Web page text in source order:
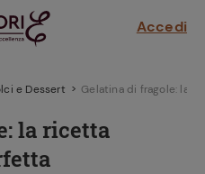
Accedi
e Dessert Gelatina di fragole: la
la ricetta